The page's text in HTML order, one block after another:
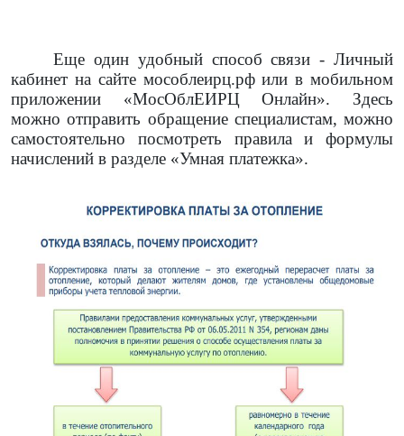
Еще один удобный способ связи - Личный
кабинет на сайте мособлеирц.рф или в мобильном
приложении «МосОблЕИРЦ Онлайн». Здесь
можно отправить обращение специалистам, можно
самостоятельно посмотреть правила и формулы
начислений в разделе «Умная платежка».